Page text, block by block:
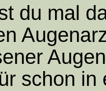
du mal
schon in